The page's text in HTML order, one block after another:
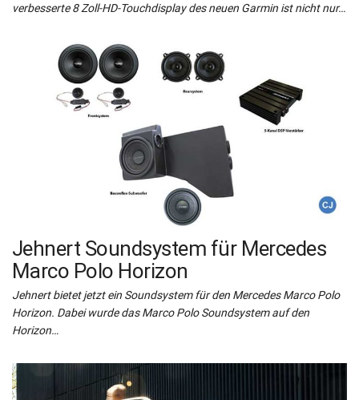
verbesserte 8 Zoll-HD-Touchdisplay des neuen Garmin ist nicht nur…
Jehnert Soundsystem für Mercedes
Marco Polo Horizon
Jehnert bietet jetzt ein Soundsystem für den Mercedes Marco Polo
Horizon. Dabei wurde das Marco Polo Soundsystem auf den
Horizon…